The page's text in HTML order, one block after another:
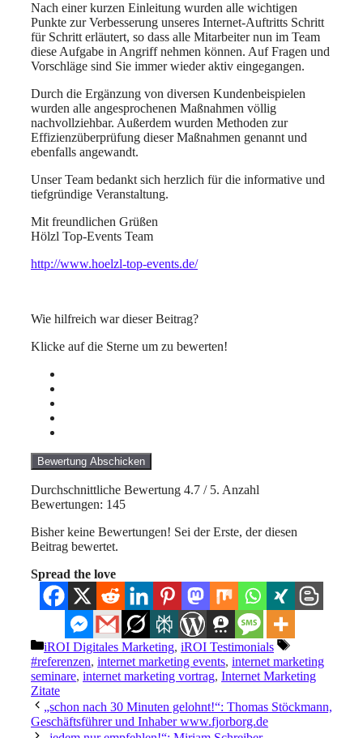
Nach einer kurzen Einleitung wurden alle wichtigen
Punkte zur Verbesserung unseres Internet-Auftritts Schritt
für Schritt erläutert, so dass alle Mitarbeiter nun im Team
diese Aufgabe in Angriff nehmen können. Auf Fragen und
Vorschläge sind Sie immer wieder aktiv eingegangen.
Durch die Ergänzung von diversen Kundenbeispielen
wurden alle angesprochenen Maßnahmen völlig
nachvollziehbar. Außerdem wurden Methoden zur
Effizienzüberprüfung dieser Maßnahmen genannt und
ebenfalls angewandt.
Unser Team bedankt sich herzlich für die informative und
tiefgründige Veranstaltung.
Mit freundlichen Grüßen
Hölzl Top-Events Team
http://www.hoelzl-top-events.de/
Wie hilfreich war dieser Beitrag?
Klicke auf die Sterne um zu bewerten!
Bewertung Abschicken
Durchschnittliche Bewertung 4.7 / 5. Anzahl
Bewertungen: 145
Bisher keine Bewertungen! Sei der Erste, der diesen
Beitrag bewertet.
Spread the love
Kategorien
iROI Digitales Marketing, iROI Testimonials
Schlagwörter
#referenzen, internet marketing events, internet marketing
seminare, internet marketing vortrag, Internet Marketing
Zitate
„schon nach 30 Minuten gelohnt!“: Thomas Stöckmann,
Geschäftsführer und Inhaber www.fjorborg.de